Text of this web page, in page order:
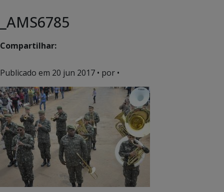
_AMS6785
Compartilhar:
Publicado em 20 jun 2017 • por •